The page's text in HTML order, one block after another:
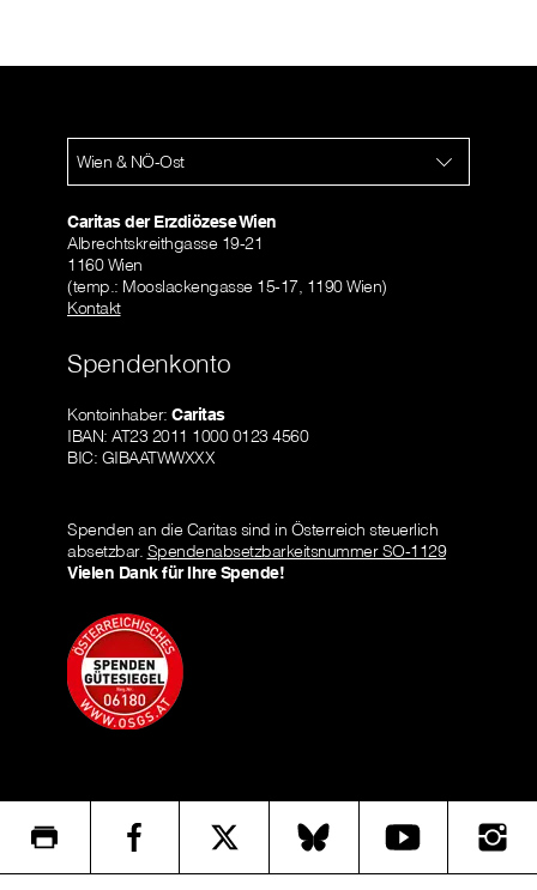
Wien & NÖ-Ost
Caritas der Erzdiözese Wien
Albrechtskreithgasse 19-21
1160 Wien
(temp.: Mooslackengasse 15-17, 1190 Wien)
Kontakt
Spendenkonto
Kontoinhaber: Caritas
IBAN: AT23 2011 1000 0123 4560
BIC: GIBAATWWXXX
Spenden an die Caritas sind in Österreich steuerlich
absetzbar. Spendenabsetzbarkeitsnummer SO-1129
Vielen Dank für Ihre Spende!